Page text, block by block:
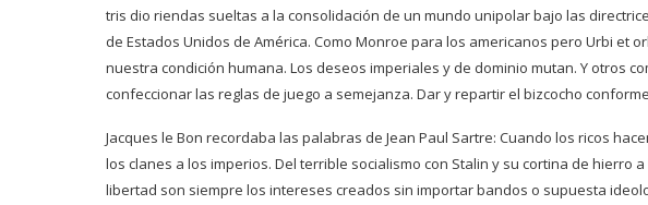
tris dio riendas sueltas a la consolidación de un mundo unipolar bajo las
de Estados Unidos de América. Como Monroe para los americanos pero Urbi et
nuestra condición humana. Los deseos imperiales y de dominio mutan. Y otros
confeccionar las reglas de juego a semejanza. Dar y repartir el bizcocho
Jacques le Bon recordaba las palabras de Jean Paul Sartre: Cuando los ricos
los clanes a los imperios. Del terrible socialismo con Stalin y su cortina de hierro
libertad son siempre los intereses creados sin importar bandos o supuesta